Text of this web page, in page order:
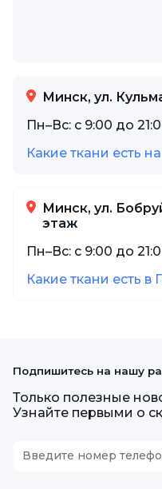
Минск, ул.
Пн–Вс: с 9:00 до
Какие ткани есть
Минск, ул.
этаж
Пн–Вс: с 9:00 до
Какие ткани есть в
Подпишитесь на нашу
Только полезные
Узнайте первыми о